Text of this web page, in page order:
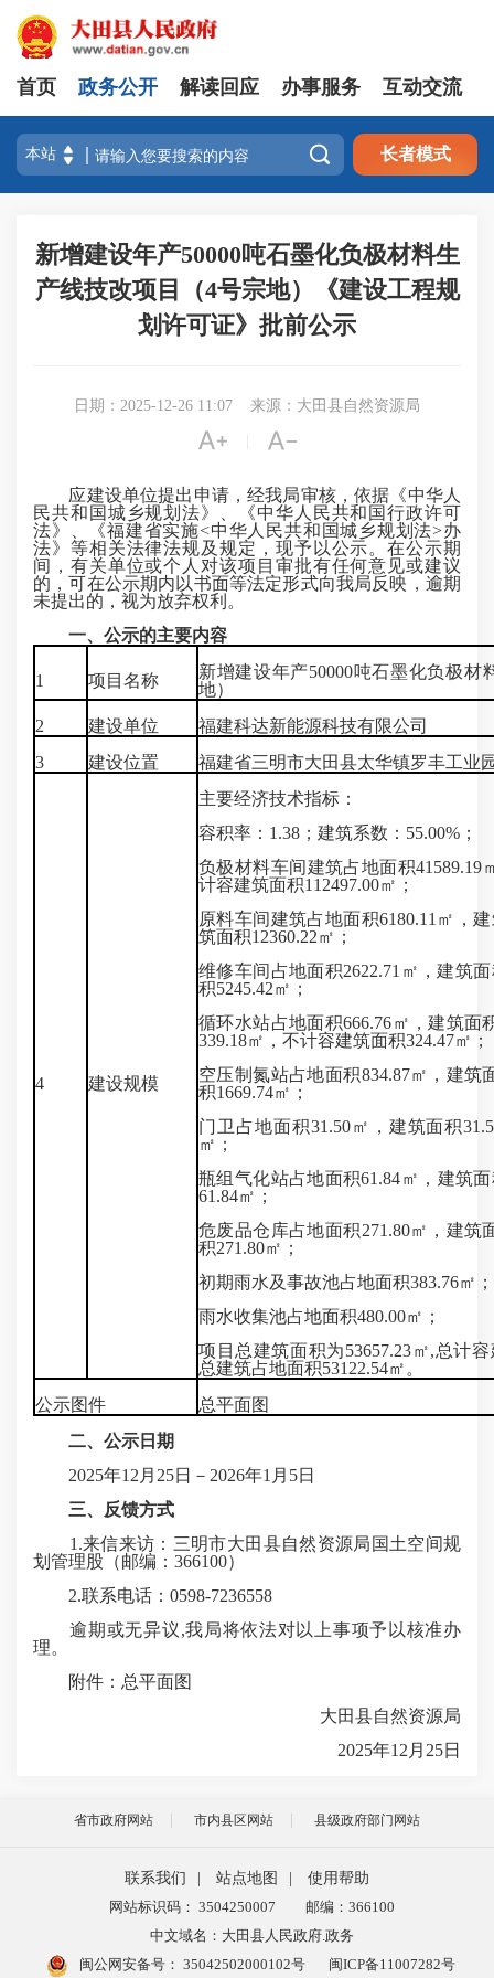
首页 政务公开 解读回应 办事服务 互动交流
 长者模式
新增建设年产50000吨石墨化负极材料生
产线技改项目（4号宗地）《建设工程规
划许可证》批前公示
日期：2025-12-26 11:07 来源：大田县自然资源局
 
应建设单位提出申请，经我局审核，依据《中华人
民共和国城乡规划法》、《中华人民共和国行政许可
法》、《福建省实施<中华人民共和国城乡规划法>办
法》等相关法律法规及规定，现予以公示。在公示期
间，有关单位或个人对该项目审批有任何意见或建议
的，可在公示期内以书面等法定形式向我局反映，逾期
未提出的，视为放弃权利。
一、公示的主要内容
1 项目名称
新增建设年产50000吨石墨化负极材
地）
2
建设单位
福建科达新能源科技有限公司
3
建设位置 福建省三明市大田县太华镇罗丰工业
4 建设规模
主要经济技术指标：
容积率：1.38；建筑系数：55.00%；
负极材料车间建筑占地面积41589.19
计容建筑面积112497.00㎡；
原料车间建筑占地面积6180.11㎡，
筑面积12360.22㎡；
维修车间占地面积2622.71㎡，建筑
积5245.42㎡；
循环水站占地面积666.76㎡，建筑面
339.18㎡，不计容建筑面积324.47㎡；
空压制氮站占地面积834.87㎡，建筑
积1669.74㎡；
门卫占地面积31.50㎡，建筑面积
㎡；
瓶组气化站占地面积61.84㎡，建筑
61.84㎡；
危废品仓库占地面积271.80㎡，建筑
积271.80㎡；
初期雨水及事故池占地面积383.76㎡；
雨水收集池占地面积480.00㎡；
项目总建筑面积为53657.23㎡,总计
总建筑占地面积53122.54㎡。
公示图件
总平面图
二、公示日期
2025年12月25日－2026年1月5日
三、反馈方式
1.来信来访：三明市大田县自然资源局国土空间规
划管理股（邮编：366100）
2.联系电话：0598-7236558
逾期或无异议,我局将依法对以上事项予以核准办
理。
附件：总平面图
大田县自然资源局
2025年12月25日
省市政府网站 市内县区网站 县级政府部门网站
联系我们 站点地图
使用帮助
网站标识码： 3504250007
邮编：366100
中文域名：大田县人民政府.政务
闽公网安备号： 35042502000102号 闽ICP备11007282号